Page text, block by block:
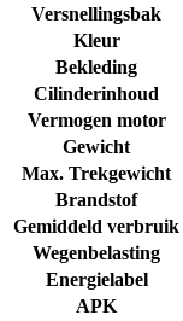
Versnellingsbak
Kleur
Bekleding
Cilinderinhoud
Vermogen motor
Gewicht
Max. Trekgewicht
Brandstof
Gemiddeld verbruik
Wegenbelasting
Energielabel
APK